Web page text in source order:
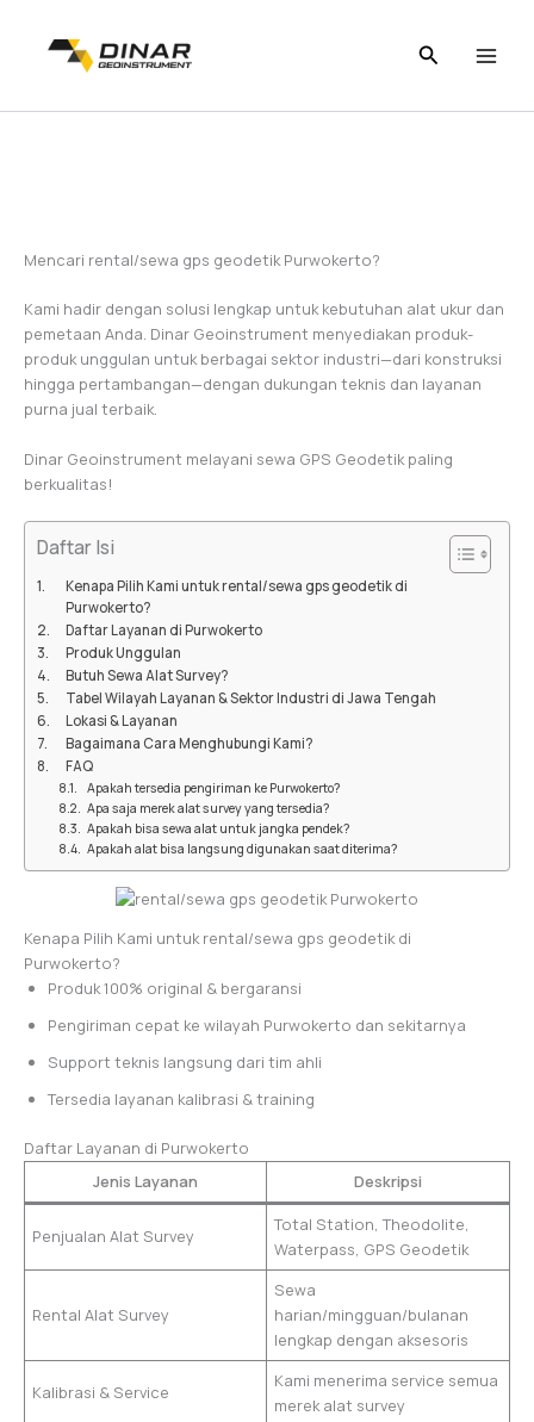
Mencari rental/sewa gps geodetik Purwokerto?
Kami hadir dengan solusi lengkap untuk kebutuhan alat ukur dan
pemetaan Anda. Dinar Geoinstrument menyediakan produk-
produk unggulan untuk berbagai sektor industri—dari konstruksi
hingga pertambangan—dengan dukungan teknis dan layanan
purna jual terbaik.
Dinar Geoinstrument melayani sewa GPS Geodetik paling
berkualitas!
Daftar Isi
Kenapa Pilih Kami untuk rental/sewa gps geodetik di
Purwokerto?
Daftar Layanan di Purwokerto
Produk Unggulan
Butuh Sewa Alat Survey?
Tabel Wilayah Layanan & Sektor Industri di Jawa Tengah
Lokasi & Layanan
Bagaimana Cara Menghubungi Kami?
FAQ
Apakah tersedia pengiriman ke Purwokerto?
Apa saja merek alat survey yang tersedia?
Apakah bisa sewa alat untuk jangka pendek?
Apakah alat bisa langsung digunakan saat diterima?
Kenapa Pilih Kami untuk rental/sewa gps geodetik di
Purwokerto?
Produk 100% original & bergaransi
Pengiriman cepat ke wilayah Purwokerto dan sekitarnya
Support teknis langsung dari tim ahli
Tersedia layanan kalibrasi & training
Daftar Layanan di Purwokerto
Jenis Layanan
Deskripsi
Penjualan Alat Survey
Total Station, Theodolite,
Waterpass, GPS Geodetik
Rental Alat Survey
Sewa
harian/mingguan/bulanan
lengkap dengan aksesoris
Kalibrasi & Service
Kami menerima service semua
merek alat survey